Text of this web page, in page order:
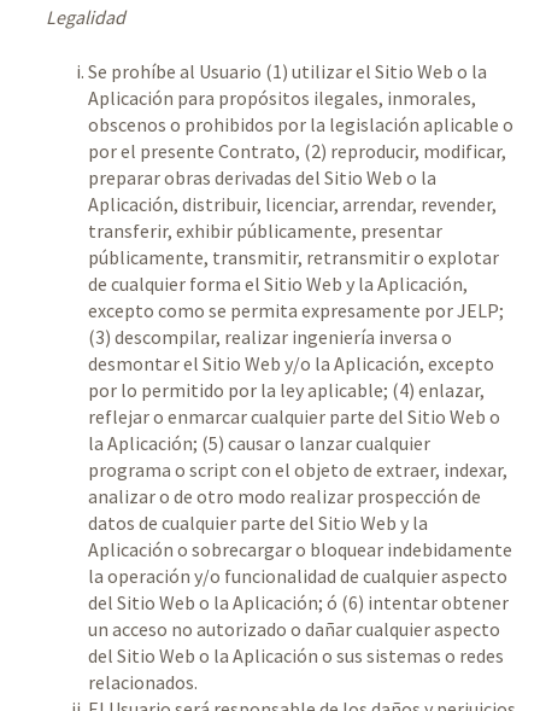
Legalidad
Se prohíbe al Usuario (1) utilizar el Sitio Web o la
Aplicación para propósitos ilegales, inmorales,
obscenos o prohibidos por la legislación aplicable o
por el presente Contrato, (2) reproducir, modificar,
preparar obras derivadas del Sitio Web o la
Aplicación, distribuir, licenciar, arrendar, revender,
transferir, exhibir públicamente, presentar
públicamente, transmitir, retransmitir o explotar
de cualquier forma el Sitio Web y la Aplicación,
excepto como se permita expresamente por JELP;
(3) descompilar, realizar ingeniería inversa o
desmontar el Sitio Web y/o la Aplicación, excepto
por lo permitido por la ley aplicable; (4) enlazar,
reflejar o enmarcar cualquier parte del Sitio Web o
la Aplicación; (5) causar o lanzar cualquier
programa o script con el objeto de extraer, indexar,
analizar o de otro modo realizar prospección de
datos de cualquier parte del Sitio Web y la
Aplicación o sobrecargar o bloquear indebidamente
la operación y/o funcionalidad de cualquier aspecto
del Sitio Web o la Aplicación; ó (6) intentar obtener
un acceso no autorizado o dañar cualquier aspecto
del Sitio Web o la Aplicación o sus sistemas o redes
relacionados.